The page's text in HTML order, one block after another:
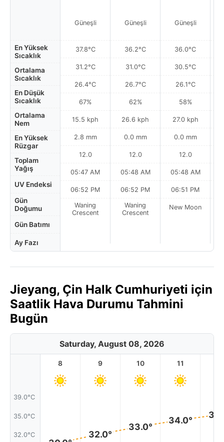
En Yüksek
Sıcaklık
Ortalama
Sıcaklık
En Düşük
Sıcaklık
Ortalama
Nem
En Yüksek
Rüzgar
Toplam
Yağış
UV Endeksi
Gün
Doğumu
Gün Batımı
Ay Fazı
Güneşli
37.8°C
31.2°C
26.4°C
67%
15.5 kph
2.8 mm
12.0
05:47 AM
06:52 PM
Waning
Crescent
Güneşli
36.2°C
31.0°C
26.7°C
62%
26.6 kph
0.0 mm
12.0
05:48 AM
06:52 PM
Waning
Crescent
Güneşli
36.0°C
30.5°C
26.1°C
58%
27.0 kph
0.0 mm
12.0
05:48 AM
06:51 PM
New Moon
Jieyang, Çin Halk Cumhuriyeti için
Saatlik Hava Durumu Tahmini
Bugün
Saturday, August 08, 2026
39.0°C
35.0°C
32.0°C
8 9
32.0°
10
33.0°
11
34.0°